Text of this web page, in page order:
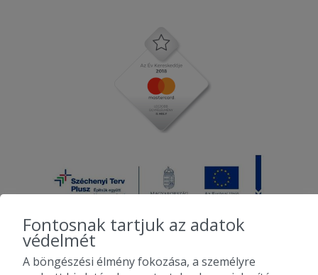
2010-2026 Copyright - Falatozz.hu - Diston-line Kft.
Fontosnak tartjuk az adatok
védelmét
A böngészési élmény fokozása, a személyre